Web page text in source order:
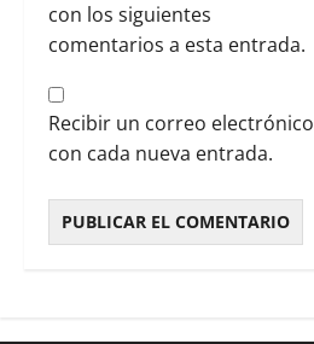
con los siguientes
comentarios a esta entrada.
Recibir un correo electrónico
con cada nueva entrada.